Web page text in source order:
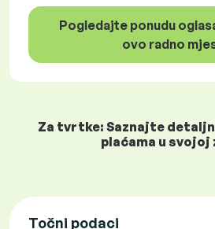
Pogledajte ponudu
ovo radno
Za tvrtke: Saznajte
plaćama u svojoj
Točni podaci